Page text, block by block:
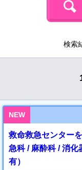
検索
NEW
救命救急センター
急科 / 麻酔科 / 消
有）